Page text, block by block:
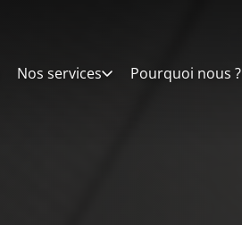
Nos services Pourquoi nous ?